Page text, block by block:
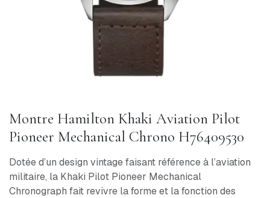
Montre Hamilton Khaki Aviation Pilot
Pioneer Mechanical Chrono H76409530
Dotée d’un design vintage faisant référence à l’aviation
militaire, la Khaki Pilot Pioneer Mechanical
Chronograph fait revivre la forme et la fonction des